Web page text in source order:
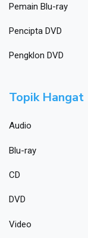
Pemain Blu-ray
Pencipta DVD
Pengklon DVD
Topik Hangat
Audio
Blu-ray
CD
DVD
Video